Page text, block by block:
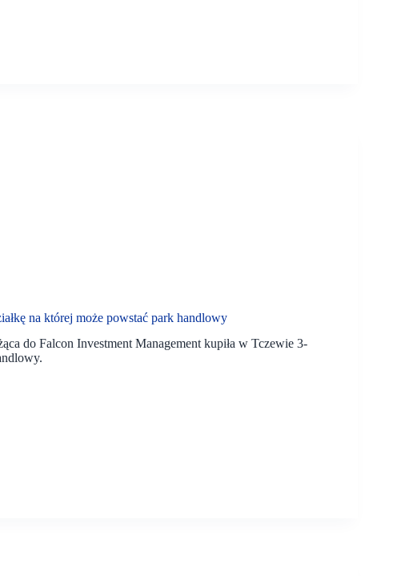
na której może powstać park handlowy
do Falcon Investment Management kupiła w Tczewie 3-